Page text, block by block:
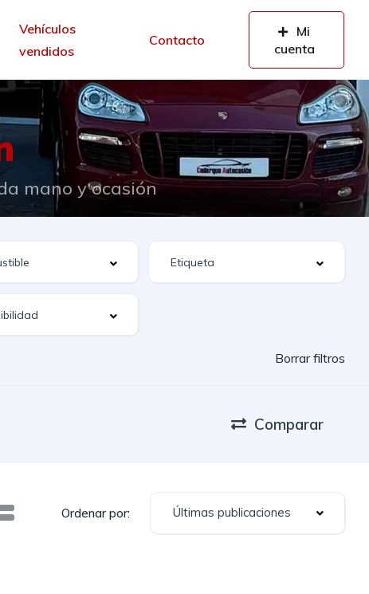
Vehículos
vendidos
Contacto
Mi
cuenta
mano y ocasión
Borrar filtros
Comparar
Ordenar por: Últimas publicaciones